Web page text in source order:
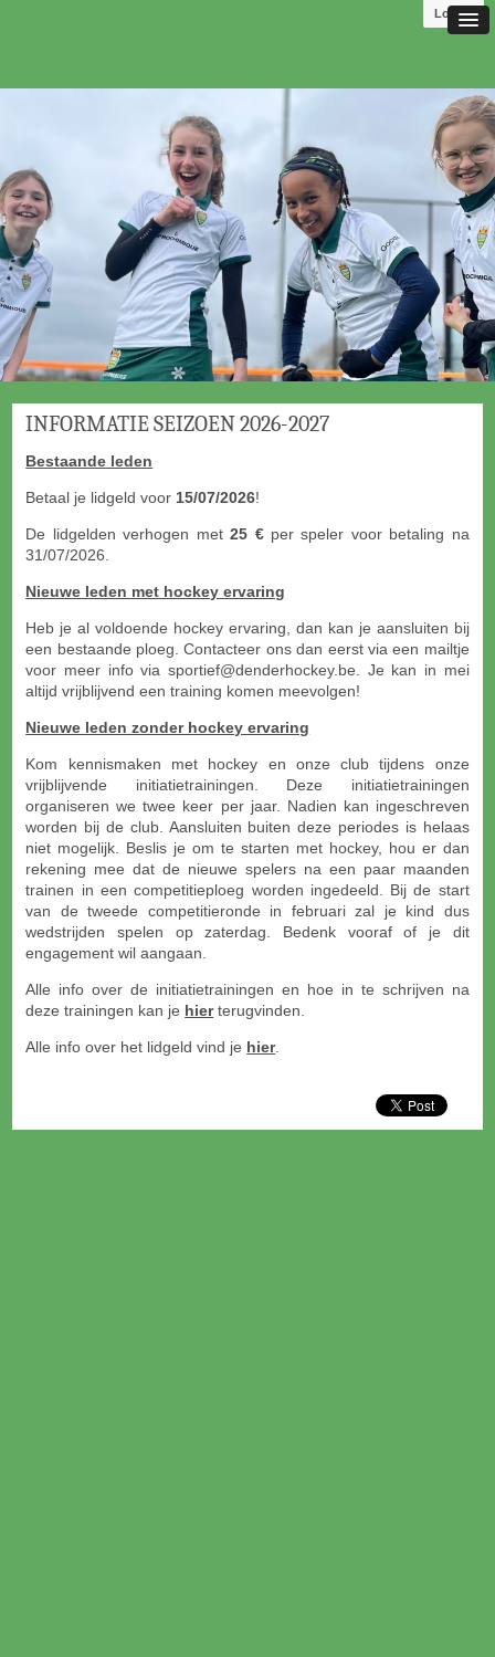
Log in
INFORMATIE SEIZOEN 2026-2027
Bestaande leden
Betaal je lidgeld voor 15/07/2026!
De lidgelden verhogen met25 €per speler voor betaling na
31/07/2026.
Nieuwe leden met hockey ervaring
Heb je al voldoende hockey ervaring, dan kan je aansluiten bij
een bestaande ploeg. Contacteer ons dan eerst via een mailtje
voor meer info via sportief@denderhockey.be. Je kan in mei
altijd vrijblijvend een training komen meevolgen!
Nieuwe leden zonder hockey ervaring
Kom kennismaken met hockey en onze club tijdens onze
vrijblijvende initiatietrainingen. Deze initiatietrainingen
organiseren we twee keer per jaar. Nadien kan ingeschreven
worden bij de club. Aansluiten buiten deze periodes is helaas
niet mogelijk. Beslis je om te starten met hockey, hou er dan
rekening mee dat de nieuwe spelers na een paar maanden
trainen in een competitieploeg worden ingedeeld. Bij de start
van de tweede competitieronde in februari zal je kind dus
wedstrijden spelen op zaterdag. Bedenk vooraf of je dit
engagement wil aangaan.
Alle info over de initiatietrainingen en hoe in te schrijven na
deze trainingen kan je hierterugvinden.
Alle info over het lidgeld vind je hier.